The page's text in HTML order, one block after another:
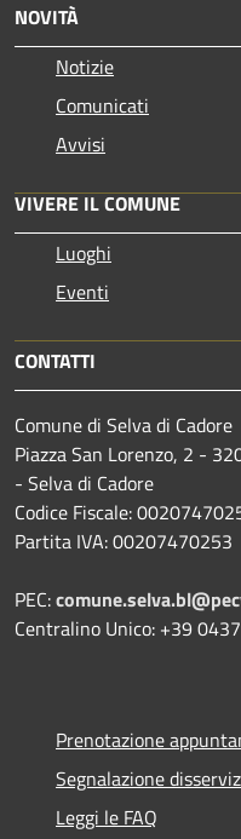
NOVITÀ
Notizie
Comunicati
Avvisi
VIVERE IL COMUNE
Luoghi
Eventi
CONTATTI
Comune di Selva di Cadore
Piazza San Lorenzo, 2 -
- Selva di Cadore
Codice Fiscale:
Partita IVA: 00207470253
PEC:
Centralino Unico: +39
Prenotazione
Segnalazione
Leggi le FAQ